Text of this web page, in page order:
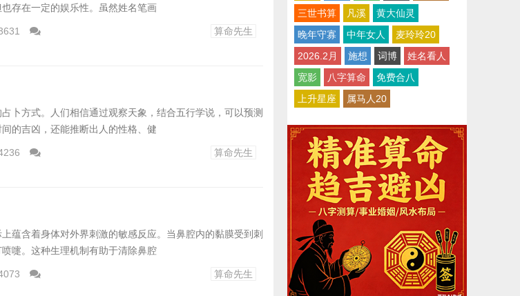
存在一定的娱乐性。虽然姓名笔画
算命先生
卜方式。人们相信通过观察天象，结合五行学说，可以预测
的吉凶，还能推断出人的性格、健
算命先生
蕴含着身体对外界刺激的敏感反应。当鼻腔内的黏膜受到刺
嚏。这种生理机制有助于清除鼻腔
算命先生
三世书算
凡溪
黄大仙灵
晚年守寡
中年女人
麦玲玲20
2026.2月
施想 词博
姓名看人
宽影
八字算命
免费合八
上升星座
属马人20